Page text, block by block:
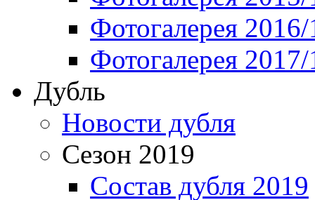
Фотогалерея
Фотогалерея
Дубль
Новости дубля
Сезон 2019
Состав дубля 2019